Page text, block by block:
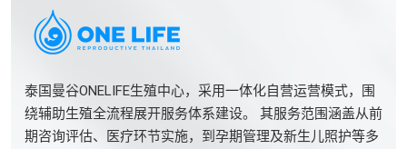
泰国曼谷ONELIFE生殖中心，采用一体化自营运营模式，围
绕辅助生殖全流程展开服务体系建设。 其服务范围涵盖从前
期咨询评估、医疗环节实施，到孕期管理及新生儿照护等多